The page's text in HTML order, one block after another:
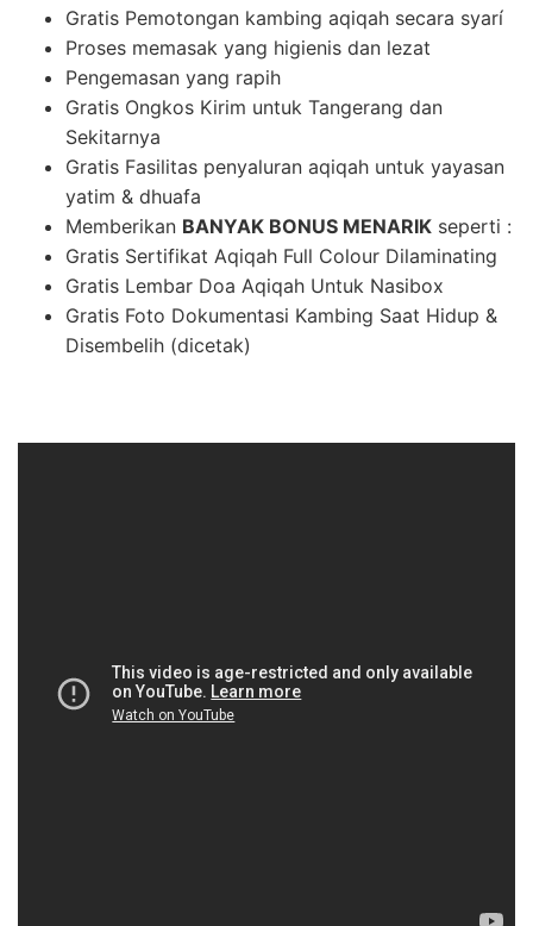
Gratis Pemotongan kambing aqiqah secara syarí
Proses memasak yang higienis dan lezat
Pengemasan yang rapih
Gratis Ongkos Kirim untuk Tangerang dan
Sekitarnya
Gratis Fasilitas penyaluran aqiqah untuk yayasan
yatim & dhuafa
Memberikan BANYAK BONUS MENARIK seperti :
Gratis Sertifikat Aqiqah Full Colour Dilaminating
Gratis Lembar Doa Aqiqah Untuk Nasibox
Gratis Foto Dokumentasi Kambing Saat Hidup &
Disembelih (dicetak)